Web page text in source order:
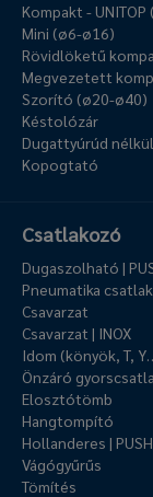
Kompakt -
Mini (ø6-ø16)
Rövidlöketű
Megvezetett
Szorító (ø20-ø40)
Késtolózár
Dugattyúrúd
Kopogtató
Csatlakozó
Dugaszolható |
Pneumatika
Csavarzat
Csavarzat | INOX
Idom (könyök, T,
Önzáró
Elosztótömb
Hangtompító
Hollanderes |
Vágógyűrűs
Tömítés